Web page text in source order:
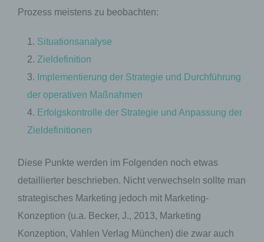
Prozess meistens zu beobachten:
Situationsanalyse
Zieldefinition
Implementierung der Strategie und Durchführung
der operativen Maßnahmen
Erfolgskontrolle der Strategie und Anpassung der
Zieldefinitionen
Diese Punkte werden im Folgenden noch etwas
detaillierter beschrieben. Nicht verwechseln sollte man
strategisches Marketing jedoch mit Marketing-
Konzeption (u.a. Becker, J., 2013, Marketing
Konzeption, Vahlen Verlag München) die zwar auch